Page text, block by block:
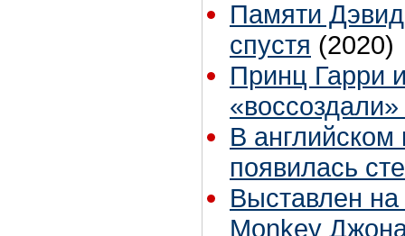
Памяти
спустя (2020)
Принц Гарри
В английском
появилась
Выставлен
Monkey